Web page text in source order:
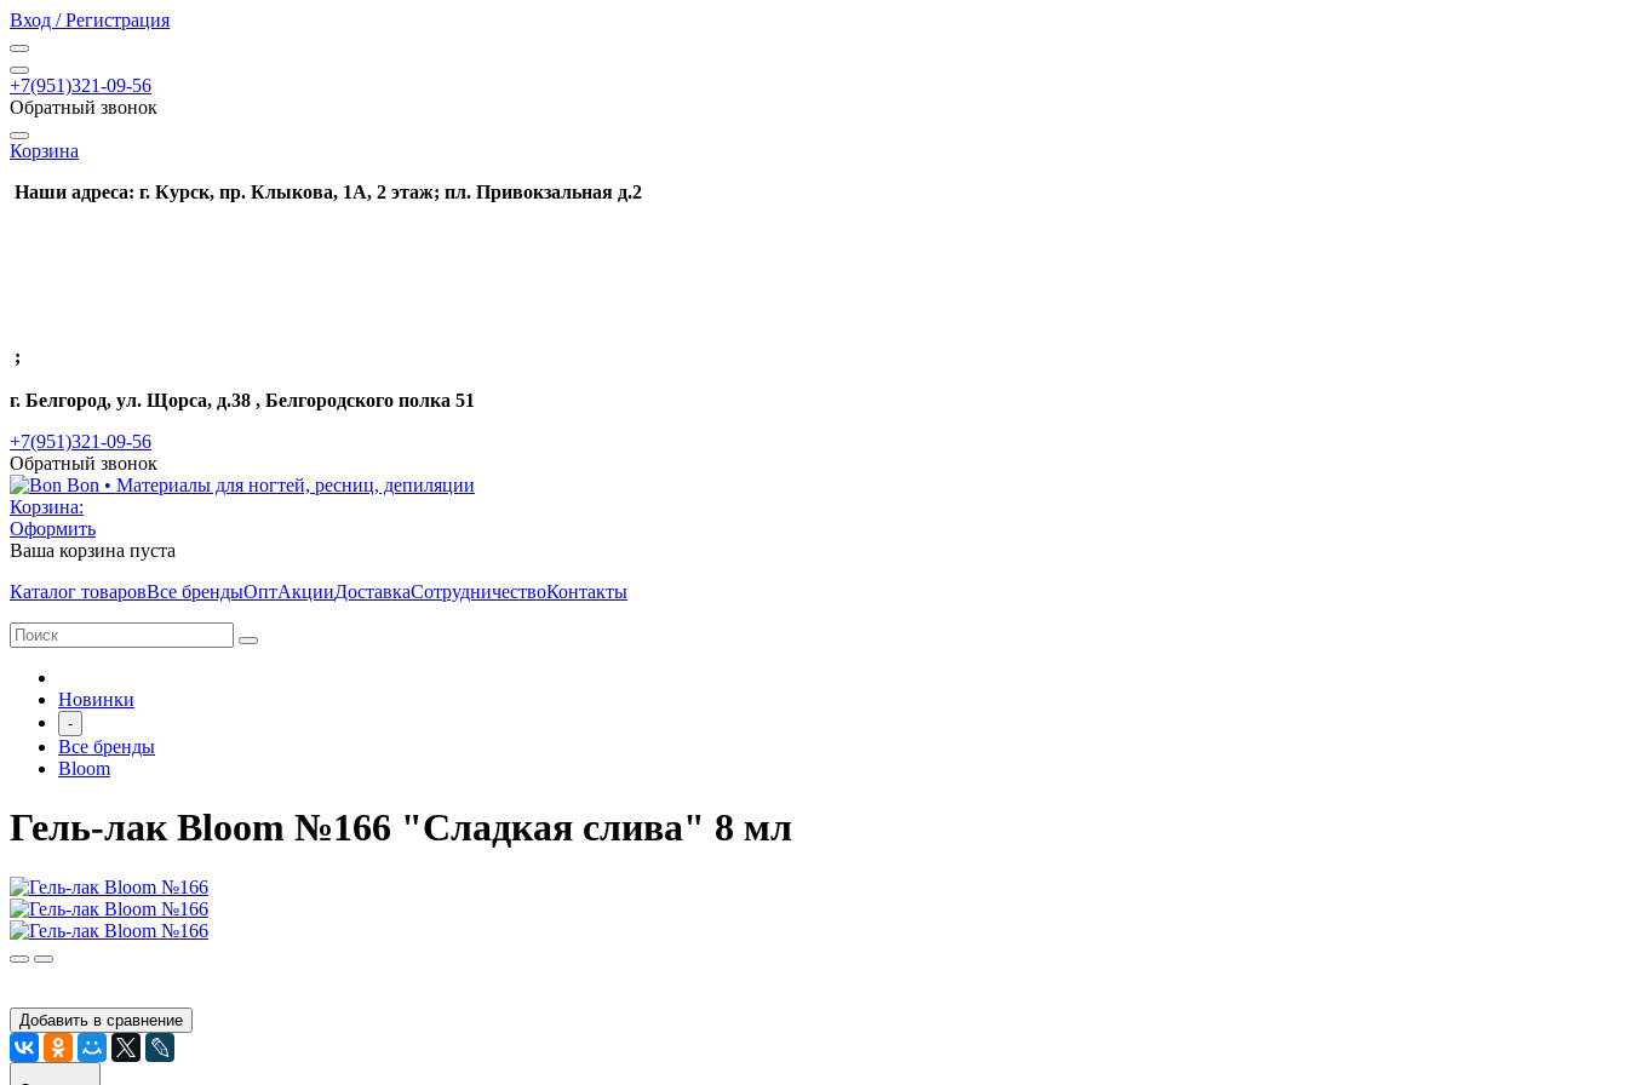
Вход / Регистрация
+7(951)321-09-56
Обратный звонок
Корзина
Наши адреса: г. Курск, пр. Клыкова, 1А, 2 этаж; пл. Привокзальная д.2
;
г. Белгород, ул. Щорса, д.38 , Белгородского полка 51
+7(951)321-09-56
Обратный звонок
Корзина:
Оформить
Ваша корзина пуста
Каталог товаровВсе брендыОптАкцииДоставкаСотрудничествоКонтакты
Новинки
-
Все бренды
Bloom
Гель-лак Bloom №166 "Сладкая слива" 8 мл
Добавить в сравнение